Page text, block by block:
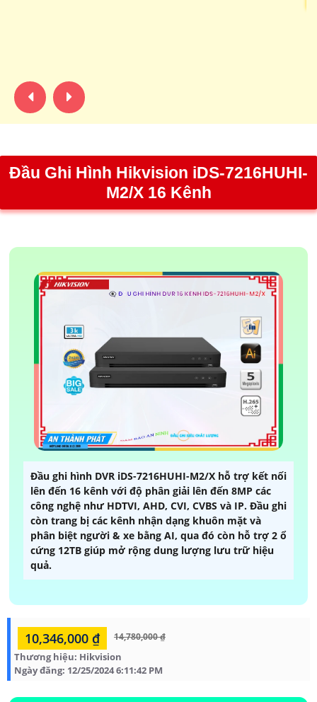
Đầu Ghi Hình Hikvision iDS-7216HUHI-
M2/X 16 Kênh
Đầu ghi hình DVR iDS-7216HUHI-M2/X hỗ trợ kết nối
lên đến 16 kênh với độ phân giải lên đến 8MP các
công nghệ như HDTVI, AHD, CVI, CVBS và IP. Đầu ghi
còn trang bị các kênh nhận dạng khuôn mặt và
phân biệt người & xe bằng AI, qua đó còn hỗ trợ 2 ổ
cứng 12TB giúp mở rộng dung lượng lưu trữ hiệu
quả.
10,346,000 ₫ 14,780,000 ₫
Thương hiệu: Hikvision
Ngày đăng: 12/25/2024 6:11:42 PM